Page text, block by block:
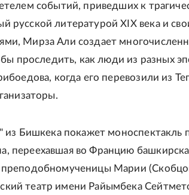
событий, приведших к
русской литературой XIX века и
Мирза Али создает
проследить, как люди из разных
когда его перевозили из
из Бишкека покажет моноспектакль
переехавшая во Францию
Марии
театр имени Райымбека